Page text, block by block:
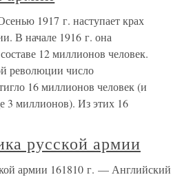
1917 г. наступает крах
В начале 1916 г. она
12 миллионов человек.
революции число
16 миллионов человек (и
3 миллионов). Из этих 16
русской армии
армии 161810 г. — Английский